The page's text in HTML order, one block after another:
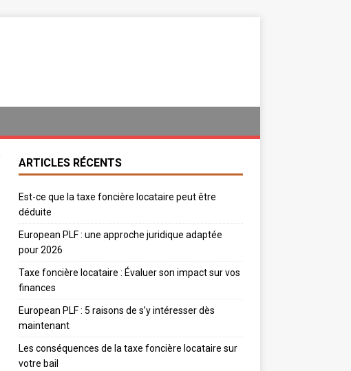
ARTICLES RÉCENTS
Est-ce que la taxe foncière locataire peut être
déduite
European PLF : une approche juridique adaptée
pour 2026
Taxe foncière locataire : Évaluer son impact sur vos
finances
European PLF : 5 raisons de s’y intéresser dès
maintenant
Les conséquences de la taxe foncière locataire sur
votre bail